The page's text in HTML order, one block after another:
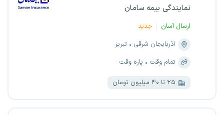
نمایندگی بیمه سامان
ارسال آسان
جدید
آذربایجان شرقی
تبریز
تمام وقت
پاره وقت
۲۵ تا ۴۰ میلیون تومان